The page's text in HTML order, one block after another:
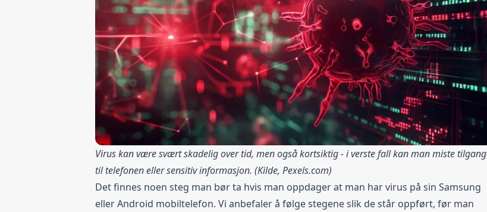
Virus kan være svært skadelig over tid, men også kortsiktig - i verste fall kan man miste tilgang
til telefonen eller sensitiv informasjon. (Kilde, Pexels.com)
Det finnes noen steg man bør ta hvis man oppdager at man har virus på sin Samsung
eller Android mobiltelefon. Vi anbefaler å følge stegene slik de står oppført, før man